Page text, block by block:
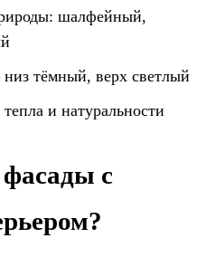
шалфейный,
тёмный, верх светлый
и натуральности
фасады с